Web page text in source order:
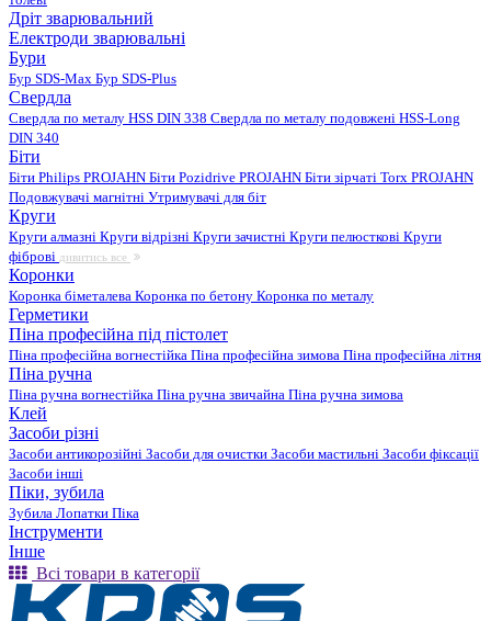
Дріт зварювальний
Електроди зварювальні
Бури
Бур SDS-Max Бур SDS-Plus
Свердла
Свердла по металу HSS DIN 338 Свердла по металу подовжені HSS-Long
DIN 340
Біти
Біти Philips PROJAHN Біти Pozidrive PROJAHN Біти зірчаті Torx PROJAHN
Подовжувачі магнітні Утримувачі для біт
Круги
Круги алмазні Круги відрізні Круги зачистні Круги пелюсткові Круги
фіброві дивитись все
Коронки
Коронка біметалева Коронка по бетону Коронка по металу
Герметики
Піна професійна під пістолет
Піна професійна вогнестійка Піна професійна зимова Піна професійна літня
Піна ручна
Піна ручна вогнестійка Піна ручна звичайна Піна ручна зимова
Клей
Засоби різні
Засоби антикорозійні Засоби для очистки Засоби мастильні Засоби фіксації
Засоби інші
Піки, зубила
Зубила Лопатки Піка
Інструменти
Інше
Всі товари в категорії